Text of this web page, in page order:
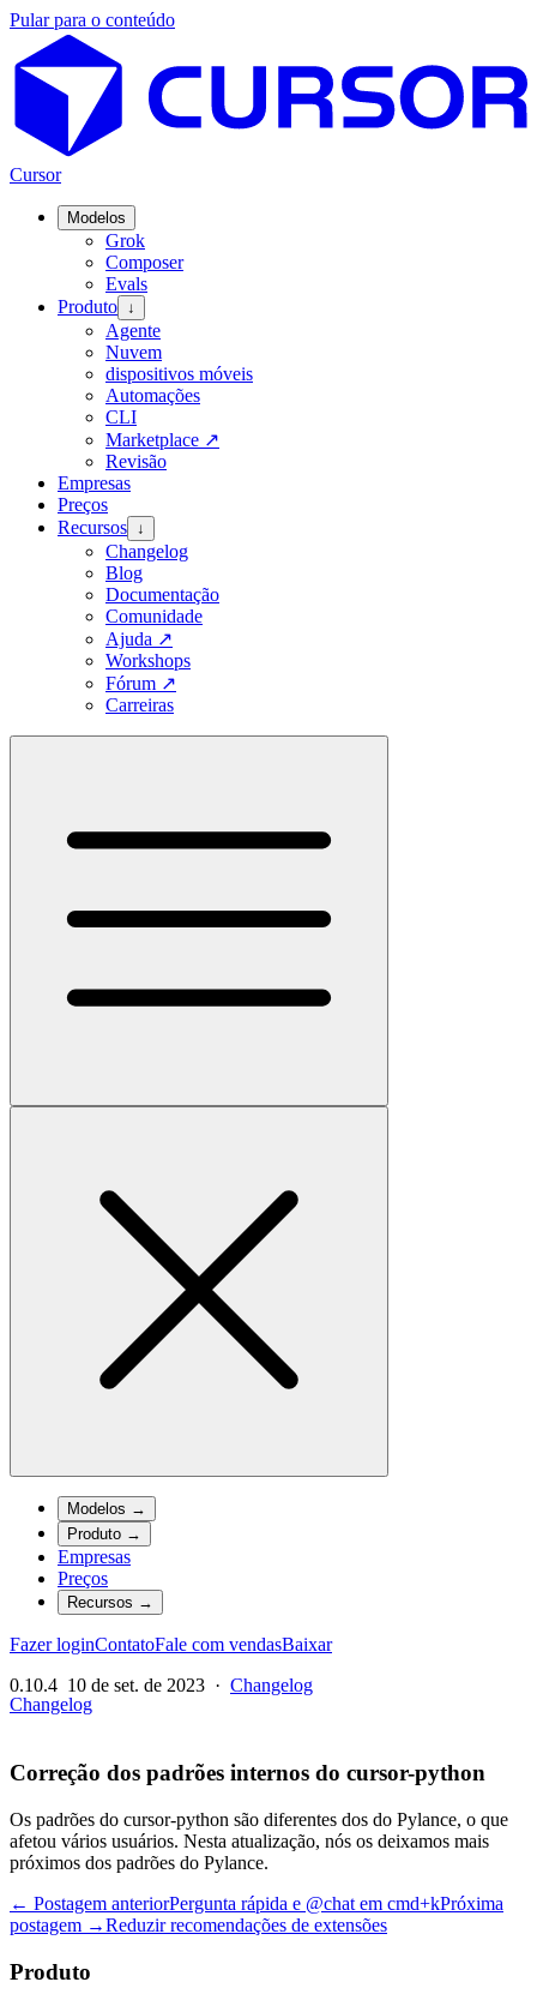
Pular para o conteúdo
Cursor
Modelos
Grok
Composer
Evals
Produto ↓
Agente
Nuvem
dispositivos móveis
Automações
CLI
Marketplace ↗
Revisão
Empresas
Preços
Recursos ↓
Changelog
Blog
Documentação
Comunidade
Ajuda ↗
Workshops
Fórum ↗
Carreiras
Modelos →
Produto →
Empresas
Preços
Recursos →
Fazer loginContatoFale com vendasBaixar
0.10.4 10 de set. de 2023 · Changelog
Changelog
Correção dos padrões internos do cursor-python
Os padrões do cursor-python são diferentes dos do Pylance, o que
afetou vários usuários. Nesta atualização, nós os deixamos mais
próximos dos padrões do Pylance.
← Postagem anteriorPergunta rápida e @chat em cmd+kPróxima
postagem →Reduzir recomendações de extensões
Produto